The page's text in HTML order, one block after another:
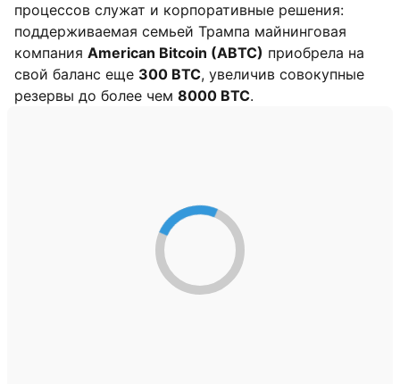
процессов служат и корпоративные решения:
поддерживаемая семьей Трампа майнинговая
компания American Bitcoin (ABTC) приобрела на
свой баланс еще 300 BTC, увеличив совокупные
резервы до более чем 8000 BTC.